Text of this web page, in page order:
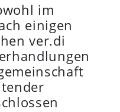
im
einigen
ver.di